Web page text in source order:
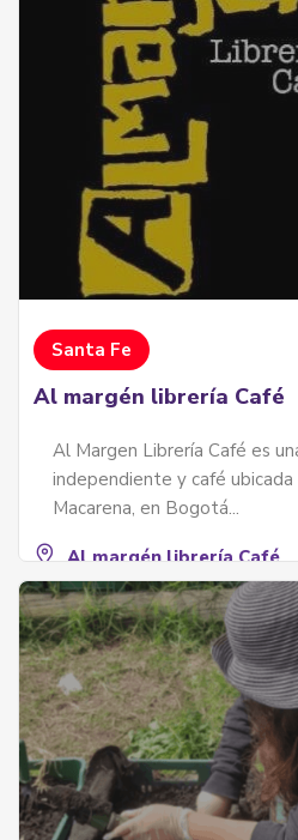
Santa Fe
Al margén librería Café
Al Margen Librería Café es
independiente y café
Macarena, en Bogotá...
Al margén librería Café
3123227652